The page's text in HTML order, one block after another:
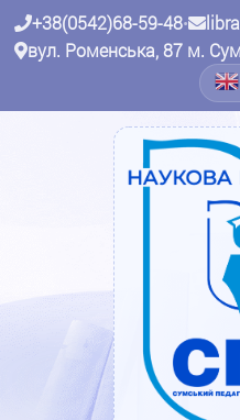
+38(0542)68-59-48•
вул. Роменська, 87 м.